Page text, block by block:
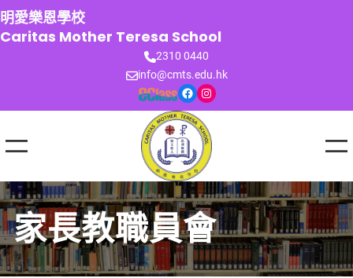
跳
至
主
明愛樂恩學校
Caritas Mother Teresa School
2310 0440
info@cmts.edu.hk
Facebook Instagram
家長教職員會